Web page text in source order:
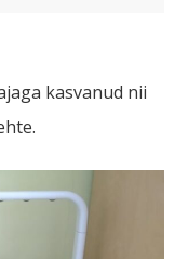
kasvanud nii